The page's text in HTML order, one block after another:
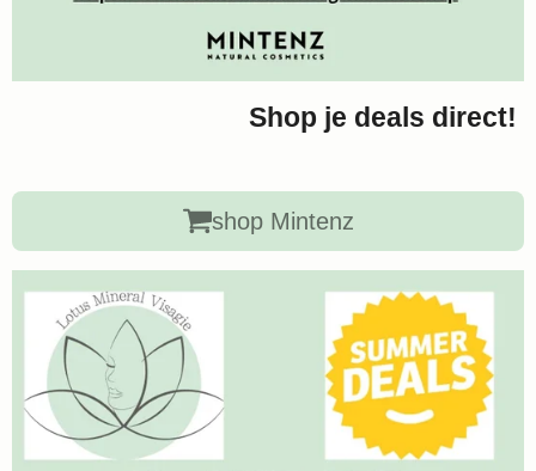
Shop je deals direct!
shop Mintenz